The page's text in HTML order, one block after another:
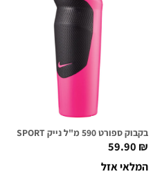
בקבוק ספורט 590 מ"ל נייק NIKE HYPERSPORT ורוד חם
59.90₪
המלאי אזל